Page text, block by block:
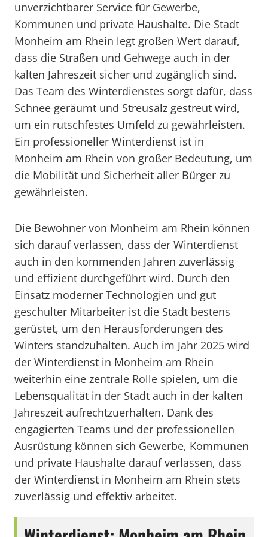
unverzichtbarer Service für Gewerbe,
Kommunen und private Haushalte. Die Stadt
Monheim am Rhein legt großen Wert darauf,
dass die Straßen und Gehwege auch in der
kalten Jahreszeit sicher und zugänglich sind.
Das Team des Winterdienstes sorgt dafür, dass
Schnee geräumt und Streusalz gestreut wird,
um ein rutschfestes Umfeld zu gewährleisten.
Ein professioneller Winterdienst ist in
Monheim am Rhein von großer Bedeutung, um
die Mobilität und Sicherheit aller Bürger zu
gewährleisten.
Die Bewohner von Monheim am Rhein können
sich darauf verlassen, dass der Winterdienst
auch in den kommenden Jahren zuverlässig
und effizient durchgeführt wird. Durch den
Einsatz moderner Technologien und gut
geschulter Mitarbeiter ist die Stadt bestens
gerüstet, um den Herausforderungen des
Winters standzuhalten. Auch im Jahr 2025 wird
der Winterdienst in Monheim am Rhein
weiterhin eine zentrale Rolle spielen, um die
Lebensqualität in der Stadt auch in der kalten
Jahreszeit aufrechtzuerhalten. Dank des
engagierten Teams und der professionellen
Ausrüstung können sich Gewerbe, Kommunen
und private Haushalte darauf verlassen, dass
der Winterdienst in Monheim am Rhein stets
zuverlässig und effektiv arbeitet.